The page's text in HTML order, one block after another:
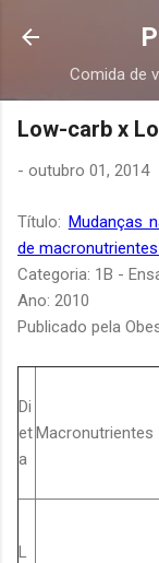
Comida de
Low-carb x
- outubro 01, 2014
Título: Mudanças
de
Categoria: 1B -
Ano: 2010
Publicado pela
Di
et
a
Macronutrientes
L